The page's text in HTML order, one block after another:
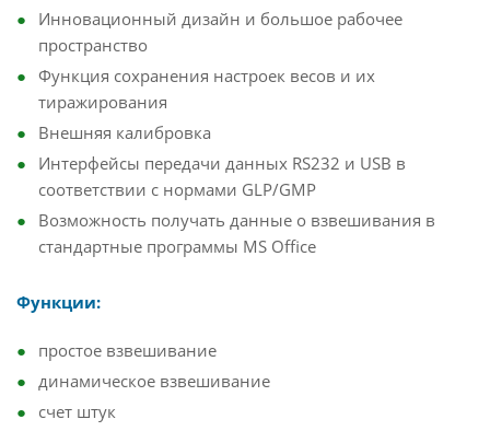
Инновационный дизайн и большое рабочее
пространство
Функция сохранения настроек весов и их
тиражирования
Внешняя калибровка
Интерфейсы передачи данных RS232 и USB в
соответствии с нормами GLP/GMP
Возможность получать данные о взвешивания в
стандартные программы MS Office
Функции:
простое взвешивание
динамическое взвешивание
счет штук